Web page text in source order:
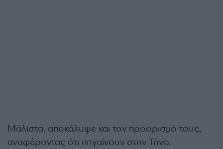
Μάλιστα, αποκάλυψε και τον προορισμό τους,
αναφέροντας ότι πηγαίνουν στην Τήνο.